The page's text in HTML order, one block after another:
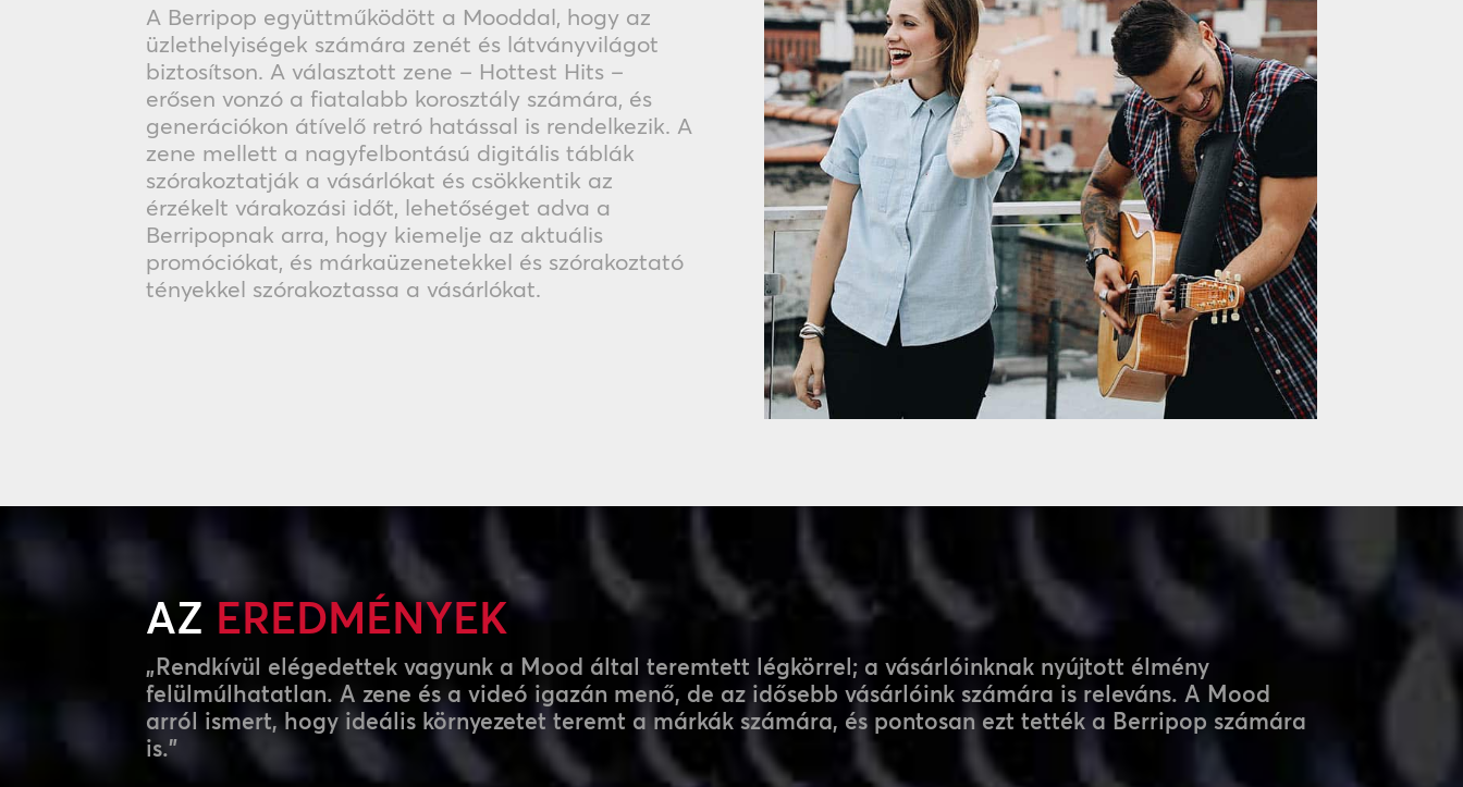
A Berripop együttműködött a Mooddal, hogy az
üzlethelyiségek számára zenét és látványvilágot
biztosítson. A választott zene – Hottest Hits –
erősen vonzó a fiatalabb korosztály számára, és
generációkon átívelő retró hatással is rendelkezik. A
zene mellett a nagyfelbontású digitális táblák
szórakoztatják a vásárlókat és csökkentik az
érzékelt várakozási időt, lehetőséget adva a
Berripopnak arra, hogy kiemelje az aktuális
promóciókat, és márkaüzenetekkel és szórakoztató
tényekkel szórakoztassa a vásárlókat.
AZ EREDMÉNYEK
„Rendkívül elégedettek vagyunk a Mood által teremtett légkörrel; a vásárlóinknak nyújtott élmény
felülmúlhatatlan. A zene és a videó igazán menő, de az idősebb vásárlóink számára is releváns. A Mood
arról ismert, hogy ideális környezetet teremt a márkák számára, és pontosan ezt tették a Berripop számára
is.”